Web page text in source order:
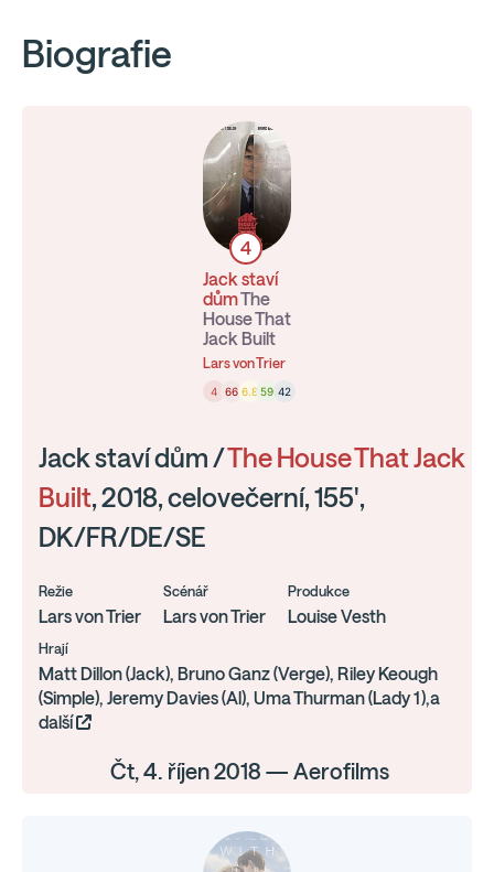
Biografie
4
Jack staví
důmThe
House That
Jack Built
Lars von Trier
4 66 6.8 59 42
Jack staví dům /The House That Jack
Built, 2018, celovečerní, 155',
DK/FR/DE/SE
Režie
Lars von Trier
Scénář
Lars von Trier
Produkce
Louise Vesth
Hrají
Matt Dillon (Jack), Bruno Ganz (Verge), Riley Keough
(Simple), Jeremy Davies (Al), Uma Thurman (Lady 1),a
další
Čt, 4. říjen 2018 — Aerofilms